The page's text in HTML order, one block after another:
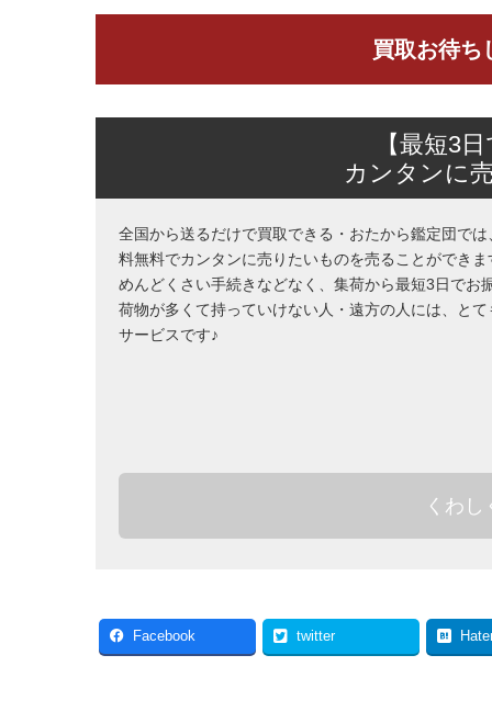
買取お待ち
【最短3
カンタンに
全国から送るだけで買取できる・おたから鑑定団で
料無料でカンタンに売りたいものを売ることができま
めんどくさい手続きなどなく、集荷から最短3日でお
荷物が多くて持っていけない人・遠方の人には、と
サービスです♪
くわ
Facebook twitter